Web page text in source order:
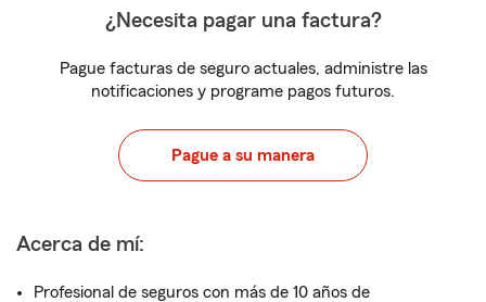
¿Necesita pagar una factura?
Pague facturas de seguro actuales, administre las
notificaciones y programe pagos futuros.
Pague a su manera
Acerca de mí:
Profesional de seguros con más de 10 años de